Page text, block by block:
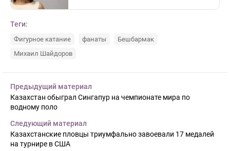
Теги:
Фигурное катание фанаты
Бешбармак
Михаил Шайдоров
Предыдущий материал
Казахстан обыграл Сингапур на чемпионате мира по
водному поло
Следующий материал
Казахстанские пловцы триумфально завоевали 17 медалей
на турнире в США